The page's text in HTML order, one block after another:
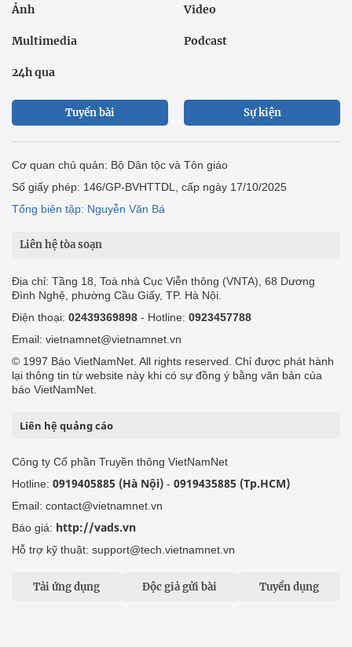
Ảnh Video
Multimedia Podcast
24h qua
Tuyến bài Sự kiện
Cơ quan chủ quản: Bộ Dân tộc và Tôn giáo
Số giấy phép: 146/GP-BVHTTDL, cấp ngày 17/10/2025
Tổng biên tập: Nguyễn Văn Bá
Liên hệ tòa soạn
Địa chỉ: Tầng 18, Toà nhà Cục Viễn thông (VNTA), 68 Dương
Đình Nghệ, phường Cầu Giấy, TP. Hà Nội.
Điện thoại: 02439369898 - Hotline: 0923457788
Email: vietnamnet@vietnamnet.vn
© 1997 Báo VietNamNet. All rights reserved. Chỉ được phát hành
lại thông tin từ website này khi có sự đồng ý bằng văn bản của
báo VietNamNet.
Liên hệ quảng cáo
Công ty Cổ phần Truyền thông VietNamNet
Hotline: 0919405885 (Hà Nội) - 0919435885 (Tp.HCM)
Email: contact@vietnamnet.vn
Báo giá: http://vads.vn
Hỗ trợ kỹ thuật: support@tech.vietnamnet.vn
Tải ứng dụng Độc giả gửi bài Tuyển dụng